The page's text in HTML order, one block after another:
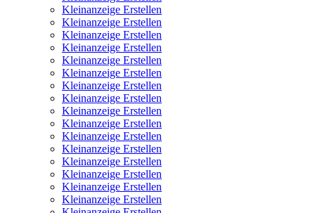
Kleinanzeige Erstellen
Kleinanzeige Erstellen
Kleinanzeige Erstellen
Kleinanzeige Erstellen
Kleinanzeige Erstellen
Kleinanzeige Erstellen
Kleinanzeige Erstellen
Kleinanzeige Erstellen
Kleinanzeige Erstellen
Kleinanzeige Erstellen
Kleinanzeige Erstellen
Kleinanzeige Erstellen
Kleinanzeige Erstellen
Kleinanzeige Erstellen
Kleinanzeige Erstellen
Kleinanzeige Erstellen